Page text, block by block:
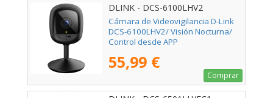
DLINK - DCS-6100LHV2
Cámara de Videovigilancia D-Link
DCS-6100LHV2/ Visión Nocturna/
Control desde APP
55,99 €
Comprar